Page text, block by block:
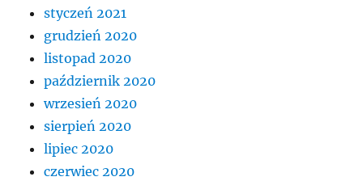
styczeń 2021
grudzień 2020
listopad 2020
październik 2020
wrzesień 2020
sierpień 2020
lipiec 2020
czerwiec 2020